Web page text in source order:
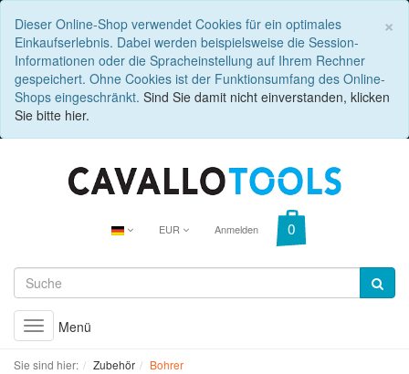
×
Dieser Online-Shop verwendet Cookies für ein optimales
Einkaufserlebnis. Dabei werden beispielsweise die Session-
Informationen oder die Spracheinstellung auf Ihrem Rechner
gespeichert. Ohne Cookies ist der Funktionsumfang des Online-
Shops eingeschränkt. Sind Sie damit nicht einverstanden, klicken
Sie bitte hier.
EUR Anmelden
Toggle
navigation
Menü
Sie sind hier: Zubehör Bohrer